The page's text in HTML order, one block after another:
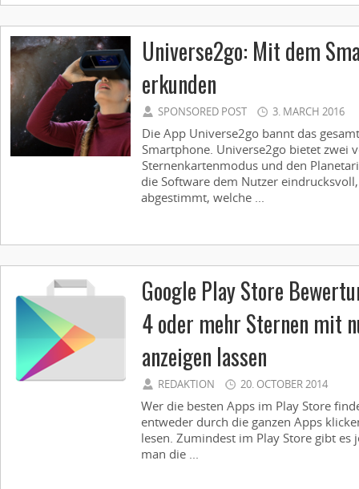
Universe2go: Mit dem
erkunden
SPONSORED POST 3. MARCH 2016
Die App Universe2go bannt das
Smartphone. Universe2go bietet zwei
Sternenkarten­modus und den
die Software dem Nutzer
abgestimmt, welche ...
Google Play Store
4 oder mehr Sternen mit
anzeigen lassen
REDAKTION 20. OCTOBER 2014
Wer die besten Apps im Play Store
entweder durch die ganzen Apps
lesen. Zumindest im Play Store gibt es
man die ...